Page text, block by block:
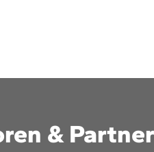
& Partner